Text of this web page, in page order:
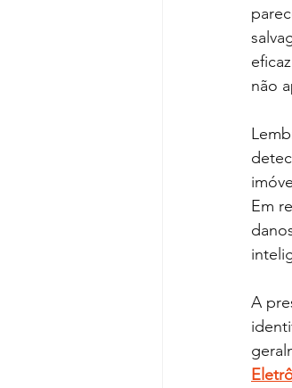
não
Em
A